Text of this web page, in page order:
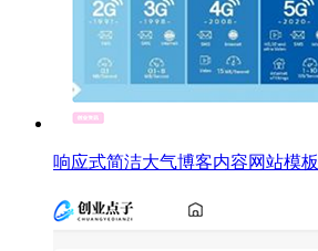
响应式简洁大气博客内容网站模板